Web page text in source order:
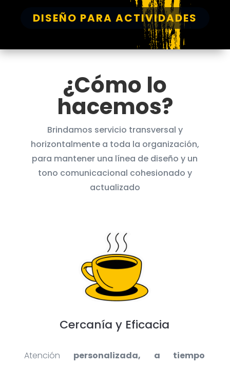
DISEÑO PARA ACTIVIDADES
¿Cómo lo
hacemos?
Brindamos servicio transversal y
horizontalmente a toda la organización,
para mantener una línea de diseño y un
tono comunicacional cohesionado y
actualizado
Cercanía y Eficacia
Atención personalizada, a tiempo